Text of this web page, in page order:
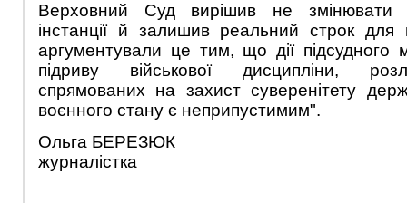
Верховний Суд вирішив не змінювати
інстанції й залишив реальний строк для
аргументували це тим, що дії підсудного
підриву військової дисципліни,
спрямованих на захист суверенітету
воєнного стану є неприпустимим".
Ольга БЕРЕЗЮК
журналістка